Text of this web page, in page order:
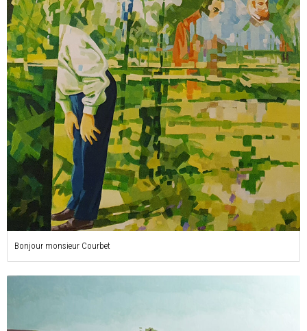
Bonjour monsieur Courbet